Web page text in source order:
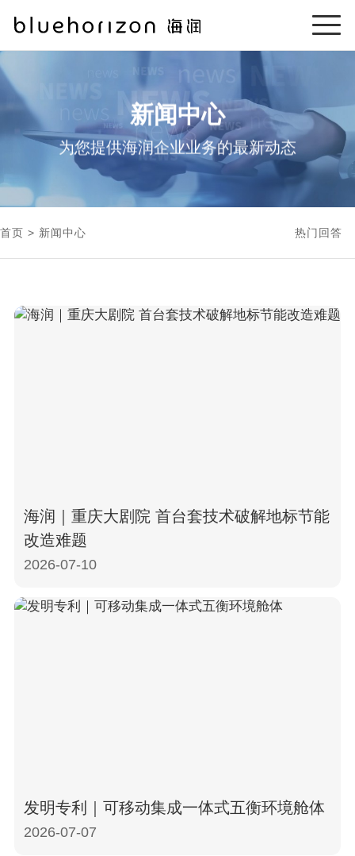
新闻中心
为您提供海润企业业务的最新动态
首页 新闻中心 热门回答
海润｜重庆大剧院 首台套技术破解地标节能
改造难题
2026-07-10
发明专利｜可移动集成一体式五衡环境舱体
2026-07-07